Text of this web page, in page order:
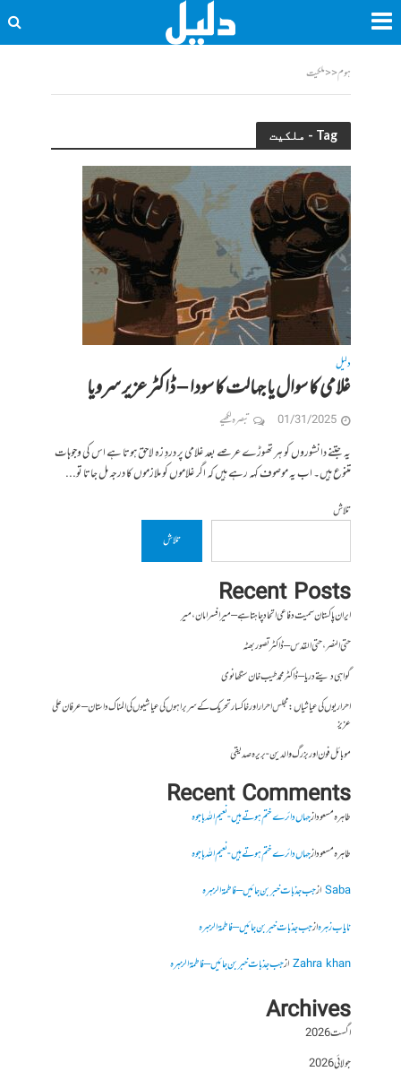
ہوم<<ملکیت
Tag - ملکیت
دلیل
غلامی کا سوال یا جہالت کا سودا – ڈاکٹر عزیر سرویا
01/31/2025 تبصرہ لکھیے
یہ جتنے دانشوروں کو ہر تھوڑے عرصے بعد غلامی پر دردِ زہ لاحق ہوتا ہے اس کی وجوہات
متنوع ہیں۔ اب یہ موصوف کہہ رہے ہیں کہ اگر غلاموں کو ملازموں کا درجہ مل جاتا تو...
تلاش
تلاش
Recent Posts
ایران پاکستان سمیت دفاعی اتحاد چاہتا ہے – میر افسر امان،میر
حتی النصر ، حتی القدس – ڈاکٹر تصور بھٹہ
گواہی دیتے دریا – ڈاکٹر محمد طیب خان سنگھانوی
احراریوں کی عیاشیاں : مجلس احرار اور خاکسار تحریک کے سربراہوں کی عیاشیوں کی المناک داستان – عرفان علی
عزیز
موبائل فون اور بزرگ والدین- بریرہ صدیقی
Recent Comments
طاہرہ مسعودازجہاں دائرے ختم ہوتے ہیں- نعیم اللہ باجوہ
طاہرہ مسعودازجہاں دائرے ختم ہوتے ہیں- نعیم اللہ باجوہ
Sabaازجب جذبات خبر بن جائیں – فاطمۃالزہرہ
نایاب زہرہازجب جذبات خبر بن جائیں – فاطمۃالزہرہ
Zahra khanازجب جذبات خبر بن جائیں – فاطمۃالزہرہ
Archives
اگست 2026
جولائی 2026